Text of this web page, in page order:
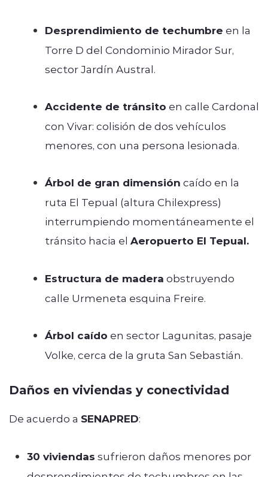
Desprendimiento de techumbre en la
Torre D del Condominio Mirador Sur,
sector Jardín Austral.
Accidente de tránsito en calle Cardonal
con Vivar: colisión de dos vehículos
menores, con una persona lesionada.
Árbol de gran dimensión caído en la
ruta El Tepual (altura Chilexpress)
interrumpiendo momentáneamente el
tránsito hacia el Aeropuerto El Tepual.
Estructura de madera obstruyendo
calle Urmeneta esquina Freire.
Árbol caído en sector Lagunitas, pasaje
Volke, cerca de la gruta San Sebastián.
Daños en viviendas y conectividad
De acuerdo a SENAPRED:
30 viviendas sufrieron daños menores por